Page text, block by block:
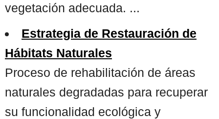
vegetación adecuada. ...
Estrategia de Restauración de
Hábitats Naturales
Proceso de rehabilitación de áreas
naturales degradadas para recuperar
su funcionalidad ecológica y